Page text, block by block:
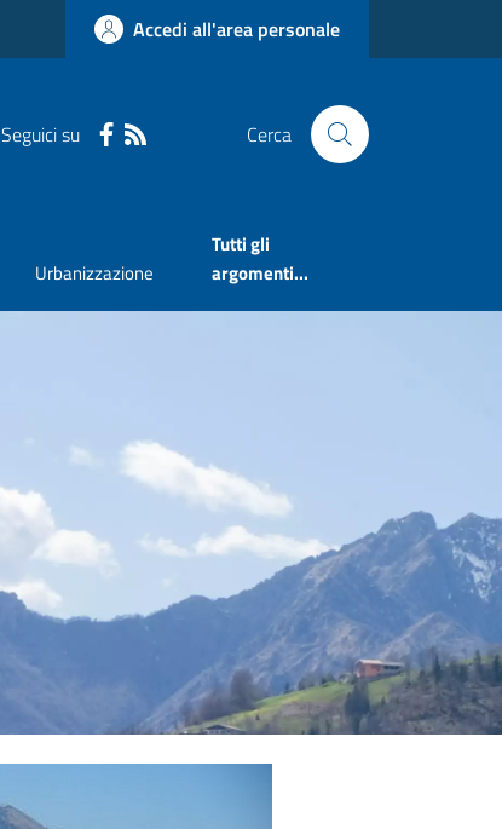
Accedi all'area personale
Seguici su Cerca
Urbanizzazione
Tutti gli
argomenti...